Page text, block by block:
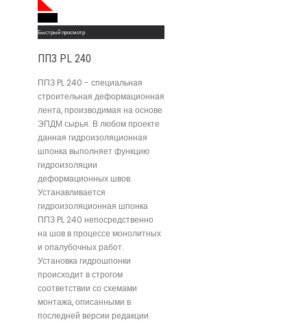
Быстрый просмотр
ППЗ PL 240
ППЗ PL 240 - специальная
строительная деформационная
лента, производимая на основе
ЭПДМ сырья. В любом проекте
данная гидроизоляционная
шпонка выполняет функцию
гидроизоляции
деформационных швов.
Устанавливается
гидроизоляционная шпонка
ППЗ PL 240 непосредственно
на шов в процессе монолитных
и опалубочных работ.
Установка гидрошпонки
происходит в строгом
соответствии со схемами
монтажа, описанными в
последней версии редакции